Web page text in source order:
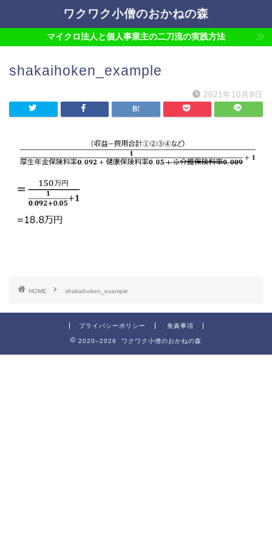
ワクワク小僧のおかねの森
マイクロ法人と個人事業主の二刀流の実践方法
shakaihoken_example
2021年10月9日
HOME shakaihoken_example
プライバシーポリシー 免責事項
2020–2026 ワクワク小僧のおかねの森